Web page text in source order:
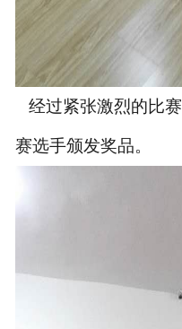
经过紧张激烈的比
赛选手颁发奖品。